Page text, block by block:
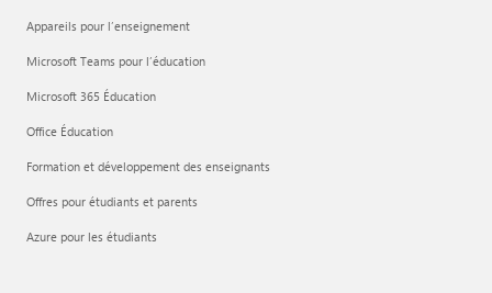
Appareils pour l’enseignement
Microsoft Teams pour l’éducation
Microsoft 365 Éducation
Office Éducation
Formation et développement des enseignants
Offres pour étudiants et parents
Azure pour les étudiants